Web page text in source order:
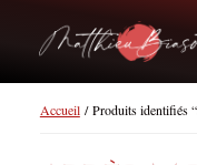
Accueil/ Produits identifiés